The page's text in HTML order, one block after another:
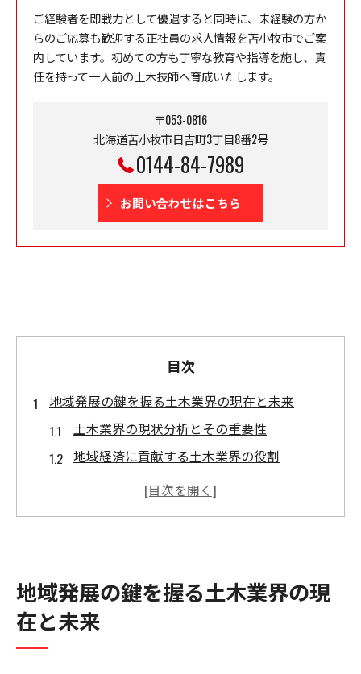
ご経験者を即戦力として優遇すると同時に、未経験の方か
らのご応募も歓迎する正社員の求人情報を苫小牧市でご案
内しています。初めての方も丁寧な教育や指導を施し、責
任を持って一人前の土木技師へ育成いたします。
〒053-0816
北海道苫小牧市日吉町3丁目8番2号
0144-84-7989
お問い合わせはこちら
目次
地域発展の鍵を握る土木業界の現在と未来
土木業界の現状分析とその重要性
地域経済に貢献する土木業界の役割
今後の土木技術の進化と展望
苫小牧市と今金町で進行中の革新的土木プロジ
ェクト
地域発展の鍵を握る土木業界の現
在と未来